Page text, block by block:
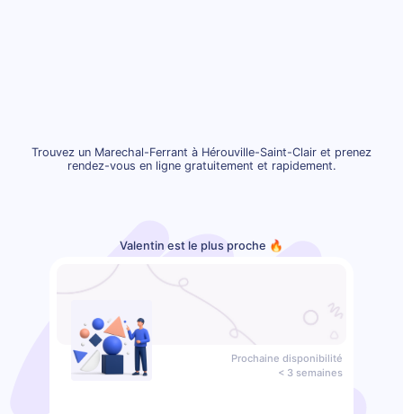
Trouvez un Marechal-Ferrant à Hérouville-Saint-Clair et prenez
rendez-vous en ligne gratuitement et rapidement.
Valentin est le plus proche 🔥
Prochaine disponibilité
< 3 semaines